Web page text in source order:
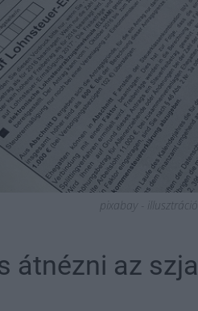
pixabay - illusztráció
átnézni az